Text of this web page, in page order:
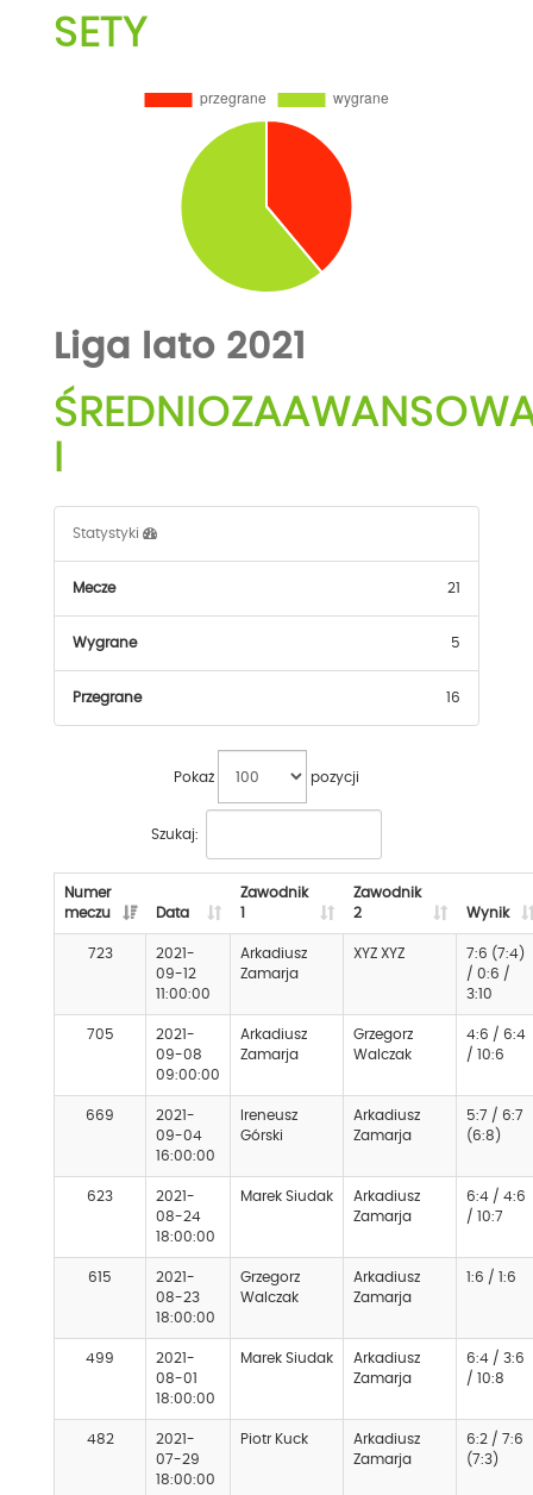
SETY
Liga lato 2021
Statystyki
Mecze 21
Wygrane 5
Przegrane 16
Pokaż pozycji
Szukaj:
Numer
meczu
Data
Zawodnik
1
Zawodnik
2
Wynik
723
2021-
09-12
11:00:00
Arkadiusz
Zamarja
XYZ XYZ
7:6 (7:4)
/ 0:6 /
3:10
705
2021-
09-08
09:00:00
Arkadiusz
Zamarja
Grzegorz
Walczak
4:6 / 6:4
/ 10:6
669
2021-
09-04
16:00:00
Ireneusz
Górski
Arkadiusz
Zamarja
5:7 / 6:7
(6:8)
623
2021-
08-24
18:00:00
Marek Siudak
Arkadiusz
Zamarja
6:4 / 4:6
/ 10:7
615
2021-
08-23
18:00:00
Grzegorz
Walczak
Arkadiusz
Zamarja
1:6 / 1:6
499
2021-
08-01
18:00:00
Marek Siudak
Arkadiusz
Zamarja
6:4 / 3:6
/ 10:8
482
2021-
07-29
18:00:00
Piotr Kuck
Arkadiusz
Zamarja
6:2 / 7:6
(7:3)